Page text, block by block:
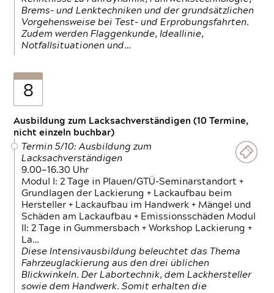
Brems- und Lenktechniken und der grundsätzlichen
Vorgehensweise bei Test- und Erprobungsfahrten.
Zudem werden Flaggenkunde, Ideallinie,
Notfallsituationen und…
8
Ausbildung zum Lacksachverständigen (10 Termine,
nicht einzeln buchbar)
Termin 5/10: Ausbildung zum
Lacksachverständigen
9.00—16.30 Uhr
Modul I: 2 Tage in Plauen/GTÜ-Seminarstandort +
Grundlagen der Lackierung + Lackaufbau beim
Hersteller + Lackaufbau im Handwerk + Mängel und
Schäden am Lackaufbau + Emissionsschäden Modul
II: 2 Tage in Gummersbach + Workshop Lackierung +
La…
Diese Intensivausbildung beleuchtet das Thema
Fahrzeuglackierung aus den drei üblichen
Blickwinkeln. Der Labortechnik, dem Lackhersteller
sowie dem Handwerk. Somit erhalten die